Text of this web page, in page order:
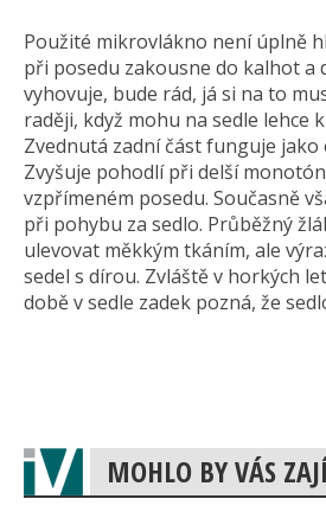
Použité mikrovlákno není úplně
při posedu zakousne do kalhot a
vyhovuje, bude rád, já si na to
raději, když mohu na sedle lehce
Zvednutá zadní část funguje jako
Zvyšuje pohodlí při delší
vzpřímeném posedu. Současně
při pohybu za sedlo. Průběžný
ulevovat měkkým tkáním, ale
sedel s dírou. Zvláště v horkých
době v sedle zadek pozná, že
MOHLO BY VÁS